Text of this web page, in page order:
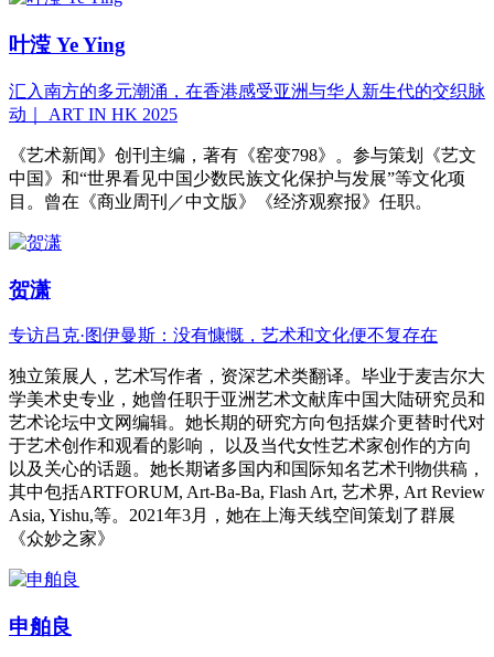
叶滢 Ye Ying
汇入南方的多元潮涌，在香港感受亚洲与华人新生代的交织脉
动｜ ART IN HK 2025
《艺术新闻》创刊主编，著有《窑变798》。参与策划《艺文
中国》和“世界看见中国少数民族文化保护与发展”等文化项
目。曾在《商业周刊／中文版》《经济观察报》任职。
贺潇
专访吕克·图伊曼斯：没有慷慨，艺术和文化便不复存在
独立策展人，艺术写作者，资深艺术类翻译。毕业于麦吉尔大
学美术史专业，她曾任职于亚洲艺术文献库中国大陆研究员和
艺术论坛中文网编辑。她长期的研究方向包括媒介更替时代对
于艺术创作和观看的影响， 以及当代女性艺术家创作的方向
以及关心的话题。她长期诸多国内和国际知名艺术刊物供稿，
其中包括ARTFORUM, Art-Ba-Ba, Flash Art, 艺术界, Art Review
Asia, Yishu,等。2021年3月，她在上海天线空间策划了群展
《众妙之家》
申舶良